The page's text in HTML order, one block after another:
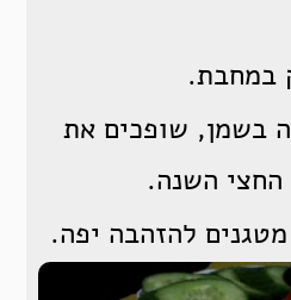
במחבת.
בשמן, שופכים את
החצי השנה.
להזהבה יפה.